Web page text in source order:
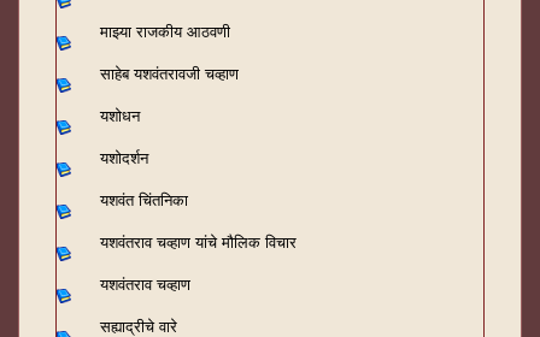
माझ्या राजकीय आठवणी
साहेब यशवंतरावजी चव्हाण
यशोधन
यशोदर्शन
यशवंत चिंतनिका
यशवंतराव चव्हाण यांचे मौलिक विचार
यशवंतराव चव्हाण
सह्याद्रीचे वारे